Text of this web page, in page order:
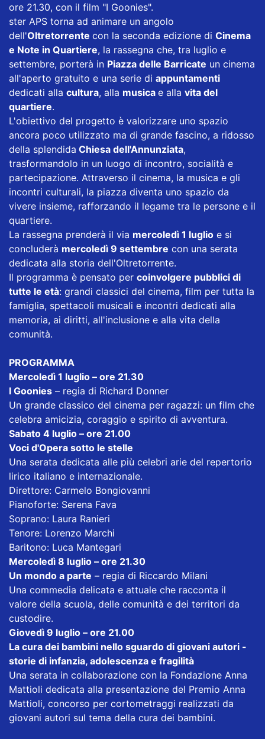
ore 21.30, con il film "I Goonies".
ster APS torna ad animare un angolo
dell'Oltretorrente con la seconda edizione di Cinema
e Note in Quartiere, la rassegna che, tra luglio e
settembre, porterà in Piazza delle Barricate un cinema
all'aperto gratuito e una serie di appuntamenti
dedicati alla cultura, alla musica e alla vita del
quartiere.
L'obiettivo del progetto è valorizzare uno spazio
ancora poco utilizzato ma di grande fascino, a ridosso
della splendida Chiesa dell'Annunziata,
trasformandolo in un luogo di incontro, socialità e
partecipazione. Attraverso il cinema, la musica e gli
incontri culturali, la piazza diventa uno spazio da
vivere insieme, rafforzando il legame tra le persone e il
quartiere.
La rassegna prenderà il via mercoledì 1 luglio e si
concluderà mercoledì 9 settembre con una serata
dedicata alla storia dell'Oltretorrente.
Il programma è pensato per coinvolgere pubblici di
tutte le età: grandi classici del cinema, film per tutta la
famiglia, spettacoli musicali e incontri dedicati alla
memoria, ai diritti, all'inclusione e alla vita della
comunità.
PROGRAMMA
Mercoledì 1 luglio – ore 21.30
I Goonies – regia di Richard Donner
Un grande classico del cinema per ragazzi: un film che
celebra amicizia, coraggio e spirito di avventura.
Sabato 4 luglio – ore 21.00
Voci d'Opera sotto le stelle
Una serata dedicata alle più celebri arie del repertorio
lirico italiano e internazionale.
Direttore: Carmelo Bongiovanni
Pianoforte: Serena Fava
Soprano: Laura Ranieri
Tenore: Lorenzo Marchi
Baritono: Luca Mantegari
Mercoledì 8 luglio – ore 21.30
Un mondo a parte – regia di Riccardo Milani
Una commedia delicata e attuale che racconta il
valore della scuola, delle comunità e dei territori da
custodire.
Giovedì 9 luglio – ore 21.00
La cura dei bambini nello sguardo di giovani autori -
storie di infanzia, adolescenza e fragilità
Una serata in collaborazione con la Fondazione Anna
Mattioli dedicata alla presentazione del Premio Anna
Mattioli, concorso per cortometraggi realizzati da
giovani autori sul tema della cura dei bambini.